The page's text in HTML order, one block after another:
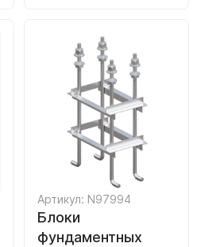
Артикул: N97994
Блоки
фундаментных